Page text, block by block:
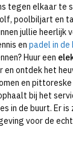
tegen elkaar te
poolbiljart en
jullie heerlijk
en padel in de
Huur een
en ontdek het
en
bij het
in de buurt. Er is
voor de